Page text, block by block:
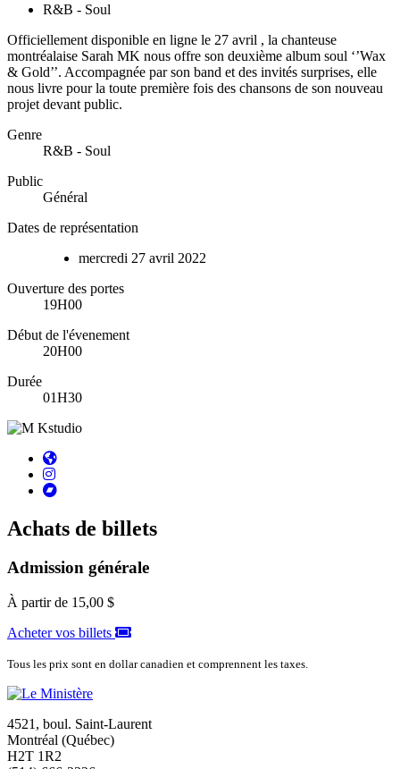
R&B - Soul
Officiellement disponible en ligne le 27 avril , la chanteuse
montréalaise Sarah MK nous offre son deuxième album soul ‘’Wax
& Gold’’. Accompagnée par son band et des invités surprises, elle
nous livre pour la toute première fois des chansons de son nouveau
projet devant public.
Genre
R&B - Soul
Public
Général
Dates de représentation
mercredi 27 avril 2022
Ouverture des portes
19H00
Début de l'évenement
20H00
Durée
01H30
Achats de billets
Admission générale
À partir de 15,00 $
Acheter vos billets
Tous les prix sont en dollar canadien et comprennent les taxes.
4521, boul. Saint-Laurent
Montréal (Québec)
H2T 1R2